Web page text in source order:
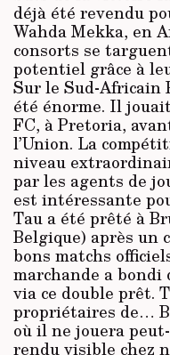
déjà été revendu
Wahda Mekka, en
consorts se
potentiel grâce à
Sur le Sud-Africain
été énorme. Il
FC, à Pretoria,
l’Union. La
niveau
par les agents de
est intéressante
Tau a été prêté à
Belgique) après un
bons matchs
marchande a bondi
via ce double prêt.
propriétaires de…
où il ne jouera
rendu visible chez